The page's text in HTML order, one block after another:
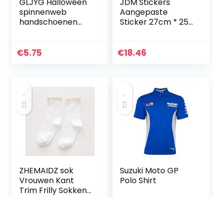
GLJYG Halloween
spinnenweb
handschoenen
halve vinger
€5.75
JDM Stickers
Aangepaste
Sticker 27cm * 25
AdeSIVI BICI
€18.46
ZHEMAIDZ sok
Vrouwen Kant
Trim Frilly Sokken
Suzuki Moto GP
Polo Shirt